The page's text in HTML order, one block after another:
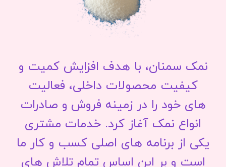
نمک سمنان، با هدف افزایش کمیت و
کیفیت محصولات داخلی، فعالیت
های خود را در زمینه فروش و صادرات
انواع نمک آغاز کرد. خدمات مشتری
یکی از برنامه های اصلی کسب و کار ما
است و بر این اساس تمام تلاش های